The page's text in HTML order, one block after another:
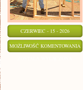
CZERWIEC - 15 - 2026
MOŻLIWOŚĆ KOMENTOWANIA